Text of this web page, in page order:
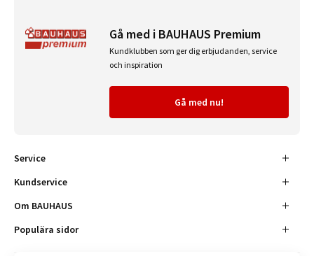
Gå med i BAUHAUS Premium
Kundklubben som ger dig erbjudanden, service
och inspiration
Gå med nu!
Service
Kundservice
Om BAUHAUS
Populära sidor